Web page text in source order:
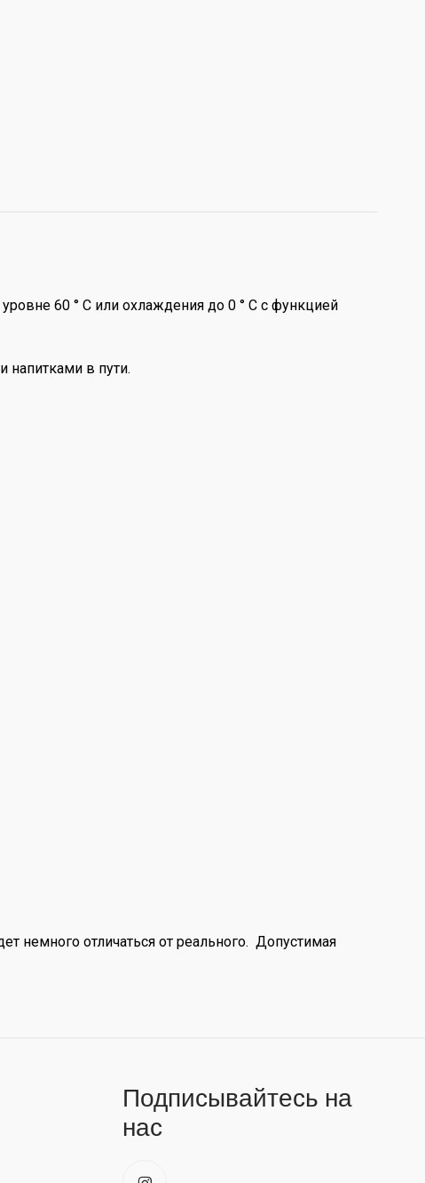
60 ° C или охлаждения до 0 ° C с функцией
напитками в пути.
немного отличаться от реального. Допустимая
Подписывайтесь на
нас